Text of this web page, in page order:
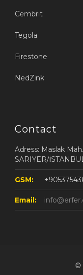
Cembrit
Tegola
Firestone
NedZink
Contact
Adress: Maslak
SARIYER/
GSM:
Email:
©